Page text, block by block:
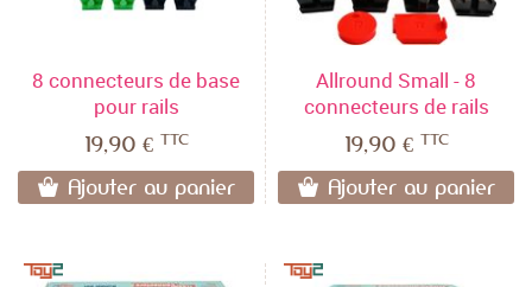
8 connecteurs de base
pour rails
19,90 € TTC
Ajouter au panier
Allround Small - 8
connecteurs de rails
19,90 € TTC
Ajouter au panier